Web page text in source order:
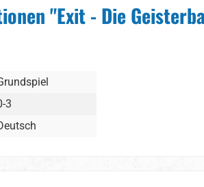
"Exit - Die
3